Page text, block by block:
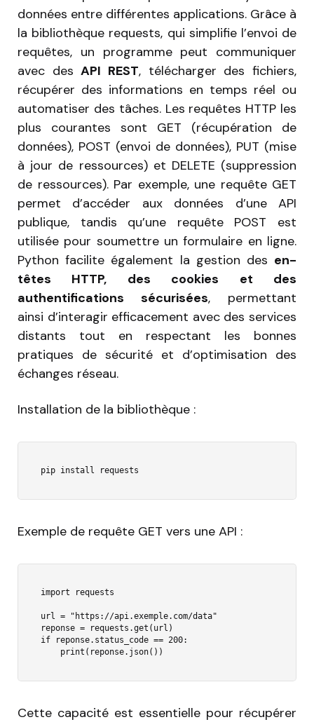
données entre différentes applications. Grâce à
la bibliothèque requests, qui simplifie l’envoi de
requêtes, un programme peut communiquer
avec desAPI REST, télécharger des fichiers,
récupérer des informations en temps réel ou
automatiser des tâches. Les requêtes HTTP les
plus courantes sont GET (récupération de
données), POST (envoi de données), PUT (mise
à jour de ressources) et DELETE (suppression
de ressources). Par exemple, une requête GET
permet d’accéder aux données d’une API
publique, tandis qu’une requête POST est
utilisée pour soumettre un formulaire en ligne.
Python facilite également la gestion des en-
têtes HTTP, des cookies et des
authentifications sécurisées, permettant
ainsi d’interagir efficacement avec des services
distants tout en respectant les bonnes
pratiques de sécurité et d’optimisation des
échanges réseau.
Installation de la bibliothèque :
pip install requests
Exemple de requête GET vers une API :
import requests
url = "https://api.exemple.com/data"
reponse = requests.get(url)
if reponse.status_code == 200:
    print(reponse.json())
Cette capacité est essentielle pour récupérer